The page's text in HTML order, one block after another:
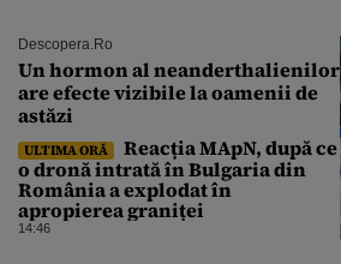
Descopera.ro
Un hormon al neanderthalienilor
are efecte vizibile la oamenii de
astăzi
ULTIMA ORĂ
Reacția MApN, după ce
o dronă intrată în Bulgaria din
România a explodat în
apropierea graniței
14:46